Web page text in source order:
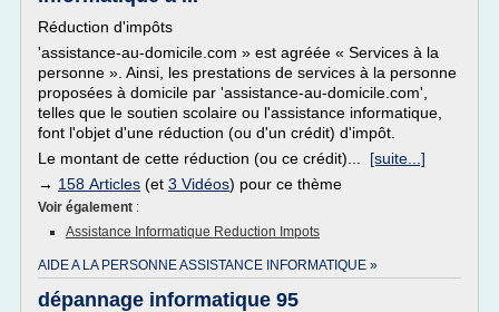
Réduction d'impôts
'assistance-au-domicile.com » est agréée « Services à la
personne ». Ainsi, les prestations de services à la personne
proposées à domicile par 'assistance-au-domicile.com',
telles que le soutien scolaire ou l'assistance informatique,
font l'objet d'une réduction (ou d'un crédit) d'impôt.
Le montant de cette réduction (ou ce crédit)... [suite...]
→ 158 Articles (et 3 Vidéos) pour ce thème
Voir également :
Assistance Informatique Reduction Impots
AIDE A LA PERSONNE ASSISTANCE INFORMATIQUE »
dépannage informatique 95